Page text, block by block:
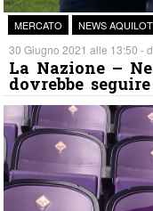
MERCATO NEWS
30 Giugno 2021 alle 13:50 -
La Nazione –
dovrebbe